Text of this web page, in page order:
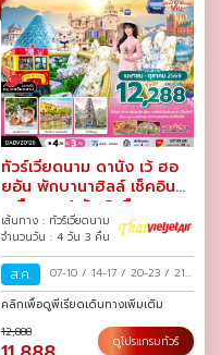
ทัวร์เวียดนาม ดานัง เว้ ฮอ
ยอัน พักบานาฮิลล์ เช็คอิน
เหนือเมฆ 4 วัน 3 คืน
เส้นทาง : ทัวร์เวียดนาม
จำนวนวัน : 4 วัน 3 คืน
ส.ค. 07-10 / 14-17 / 20-23 / 21-
24/27-30/28-31/
คลิกเพื่อดูพีเรียดเดินทางเพิ่มเติม
12,888
ดูโปรแกรมทัวร์